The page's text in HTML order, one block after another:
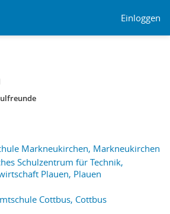
Einloggen
Markneukirchen, Markneukirchen
Schulzentrum für Technik,
Plauen, Plauen
Cottbus, Cottbus